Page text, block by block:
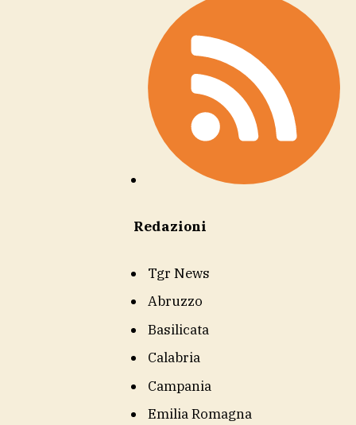
Redazioni
Tgr News
Abruzzo
Basilicata
Calabria
Campania
Emilia Romagna